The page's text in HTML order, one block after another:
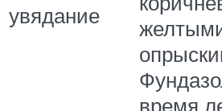
увядание
время